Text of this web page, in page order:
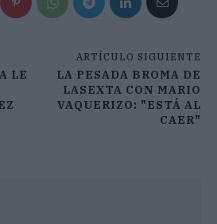
LE
ARTÍCULO SIGUIENTE
LA PESADA BROMA DE
LASEXTA CON MARIO
VAQUERIZO: "ESTÁ AL
CAER"